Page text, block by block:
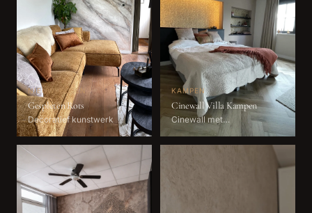
NIEUWLEUSEN
Gespleten Rots
Decoratief kunstwerk
KAMPEN
Cinewall Villa Kampen
Cinewall met
wandbekleding